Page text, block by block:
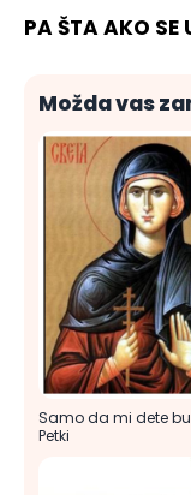
PA ŠTA AKO SE
Možda vas
Samo da mi dete
Petki